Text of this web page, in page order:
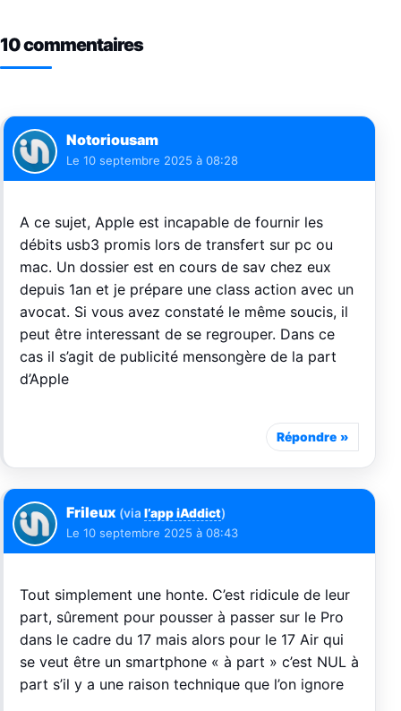
10 commentaires
Notoriousam
Le 10 septembre 2025 à 08:28
A ce sujet, Apple est incapable de fournir les
débits usb3 promis lors de transfert sur pc ou
mac. Un dossier est en cours de sav chez eux
depuis 1an et je prépare une class action avec un
avocat. Si vous avez constaté le même soucis, il
peut être interessant de se regrouper. Dans ce
cas il s’agit de publicité mensongère de la part
d’Apple
Répondre
Frileux (via l’app iAddict)
Le 10 septembre 2025 à 08:43
Tout simplement une honte. C’est ridicule de leur
part, sûrement pour pousser à passer sur le Pro
dans le cadre du 17 mais alors pour le 17 Air qui
se veut être un smartphone « à part » c’est NUL à
part s’il y a une raison technique que l’on ignore